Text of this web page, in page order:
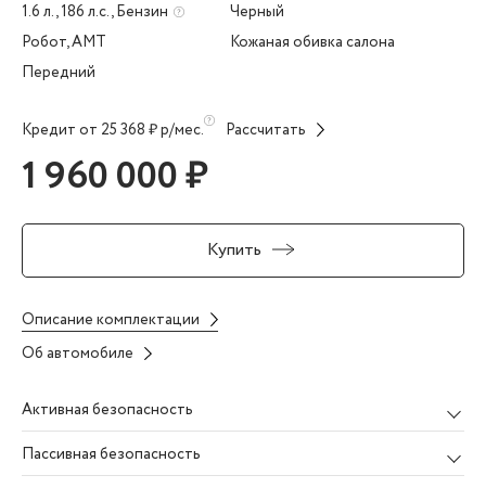
1.6 л., 186 л.с., Бензин
Робот, AMT
Передний
Черный
Кожаная обивка салона
Кредит от 25 368 ₽ р/мес. Рассчитать
1 960 000 ₽
Купить
Описание комплектации
Об автомобиле
Активная безопасность
Пассивная безопасность